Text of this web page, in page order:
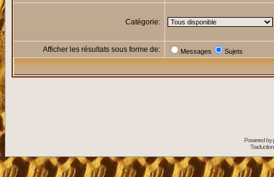
Catégorie:
Afficher les résultats sous forme de: Messages Sujets
Powered by